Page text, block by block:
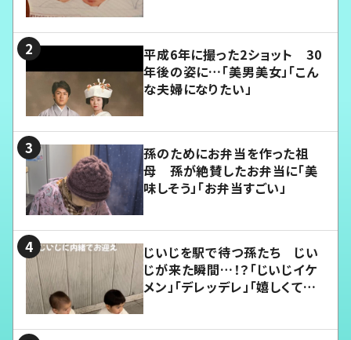
平成6年に撮った2ショット 30
年後の姿に…「美男美女」「こん
な夫婦になりたい」
孫のためにお弁当を作った祖
母 孫が絶賛したお弁当に「美
味しそう」「お弁当すごい」
じいじを駅で待つ孫たち じい
じが来た瞬間…！？「じいじイケ
メン」「デレッデレ」「嬉しくて可